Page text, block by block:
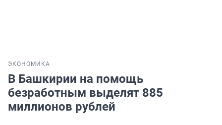
ЭКОНОМИКА
В Башкирии на помощь
безработным выделят 885
миллионов рублей